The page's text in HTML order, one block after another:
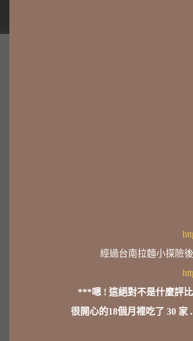
經過台南拉麵小探險
***嗯 ! 這絕對不是什麼評
很開心的18個月裡吃了 30 家